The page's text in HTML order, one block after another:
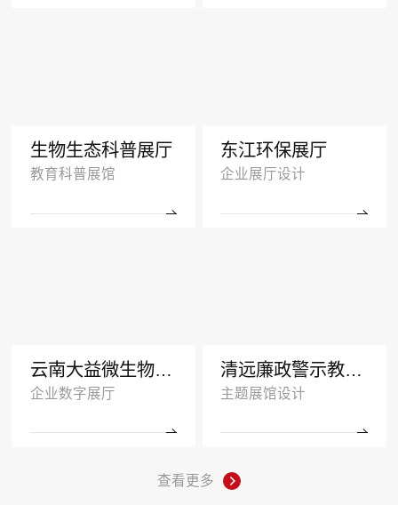
生物生态科普展厅
教育科普展馆
东江环保展厅
企业展厅设计
云南大益微生物奥秘厅效果图
企业数字展厅
清远廉政警示教育基地多媒体展厅设计
主题展馆设计
查看更多